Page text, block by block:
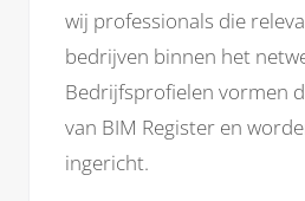
wij professionals die
bedrijven binnen het
Bedrijfsprofielen vormen
van BIM Register en
ingericht.